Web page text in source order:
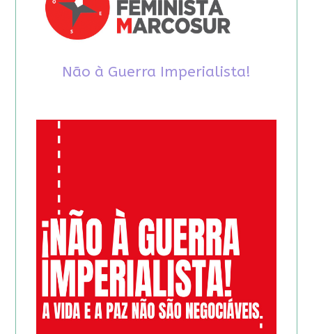
Não à Guerra Imperialista!